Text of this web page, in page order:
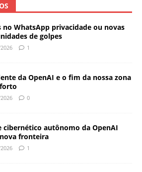
no WhatsApp privacidade ou novas
de golpes
1
da OpenAI e o fim da nossa zona
0
cibernético autônomo da OpenAI
fronteira
1